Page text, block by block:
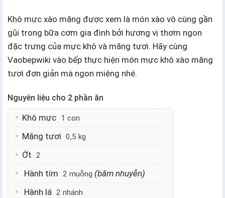
Khô mực xào măng được xem là món xào vô cùng gần
gũi trong bữa cơm gia đình bởi hương vị thơm ngon
đặc trưng của mực khô và măng tươi. Hãy cùng
Vaobepwiki vào bếp thực hiện món mực khô xào măng
tươi đơn giản mà ngon miệng nhé.
Nguyên liệu cho 2 phần ăn
Khô mực 1 con
Măng tươi 0,5 kg
Ớt 2
Hành tím 2 muỗng (băm nhuyễn)
Hành lá 2 nhánh